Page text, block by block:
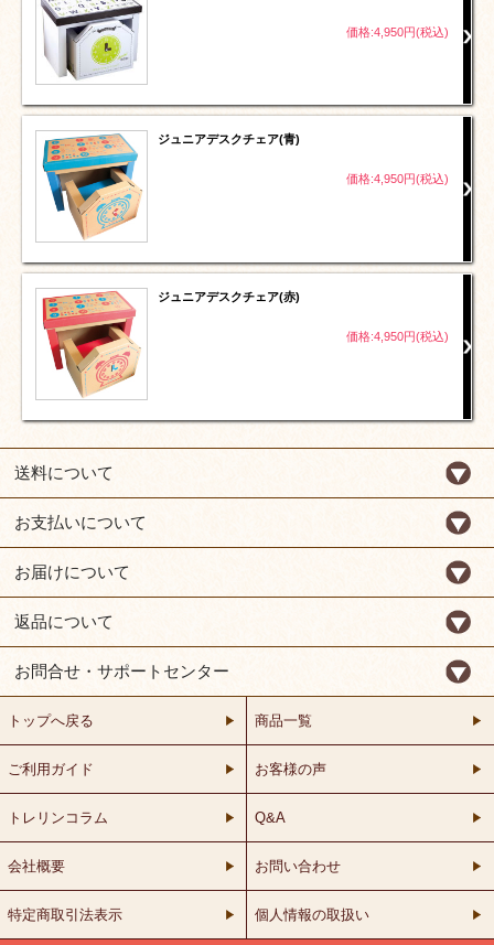
価格:4,950円(税込)
ジュニアデスクチェア(青)
価格:4,950円(税込)
ジュニアデスクチェア(赤)
価格:4,950円(税込)
送料について
お支払いについて
お届けについて
返品について
お問合せ・サポートセンター
トップへ戻る 商品一覧
ご利用ガイド お客様の声
トレリンコラム Q&A
会社概要 お問い合わせ
特定商取引法表示 個人情報の取扱い